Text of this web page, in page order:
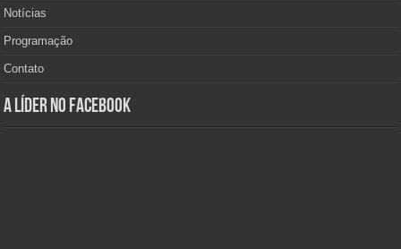
Notícias
Programação
Contato
A Líder no Facebook